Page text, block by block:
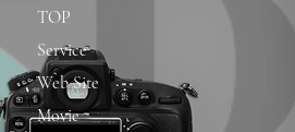
TOP
Service
Web Site
Movie